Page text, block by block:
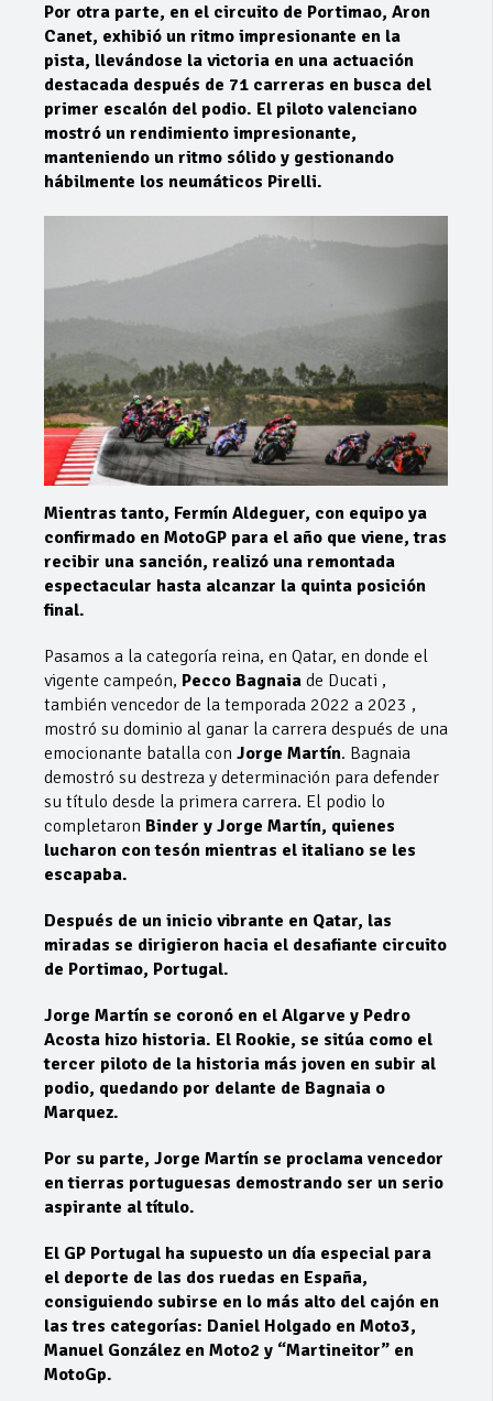
Por otra parte, en el circuito de Portimao, Aron
Canet, exhibió un ritmo impresionante en la
pista, llevándose la victoria en una actuación
destacada después de 71 carreras en busca del
primer escalón del podio. El piloto valenciano
mostró un rendimiento impresionante,
manteniendo un ritmo sólido y gestionando
hábilmente los neumáticos Pirelli.
Mientras tanto, Fermín Aldeguer, con equipo ya
confirmado en MotoGP para el año que viene, tras
recibir una sanción, realizó una remontada
espectacular hasta alcanzar la quinta posición
final.
Pasamos a la categoría reina, en Qatar, en donde el
vigente campeón, Pecco Bagnaia de Ducati ,
también vencedor de la temporada 2022 a 2023 ,
mostró su dominio al ganar la carrera después de una
emocionante batalla con Jorge Martín. Bagnaia
demostró su destreza y determinación para defender
su título desde la primera carrera. El podio lo
completaron Binder y Jorge Martín, quienes
lucharon con tesón mientras el italiano se les
escapaba.
Después de un inicio vibrante en Qatar, las
miradas se dirigieron hacia el desafiante circuito
de Portimao, Portugal.
Jorge Martín se coronó en el Algarve y Pedro
Acosta hizo historia. El Rookie, se sitúa como el
tercer piloto de la historia más joven en subir al
podio, quedando por delante de Bagnaia o
Marquez.
Por su parte, Jorge Martín se proclama vencedor
en tierras portuguesas demostrando ser un serio
aspirante al título.
El GP Portugal ha supuesto un día especial para
el deporte de las dos ruedas en España,
consiguiendo subirse en lo más alto del cajón en
las tres categorías: Daniel Holgado en Moto3,
Manuel González en Moto2 y “Martineitor” en
MotoGp.